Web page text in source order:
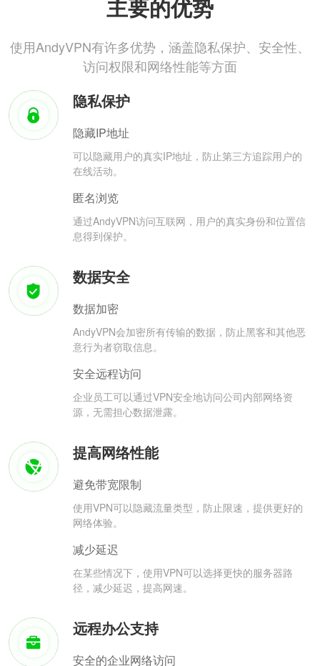
主要的优势
使用AndyVPN有许多优势，涵盖隐私保护、安全性、
访问权限和网络性能等方面
隐私保护
隐藏IP地址
可以隐藏用户的真实IP地址，防止第三方追踪用户的
在线活动。
匿名浏览
通过AndyVPN访问互联网，用户的真实身份和位置信
息得到保护。
数据安全
数据加密
AndyVPN会加密所有传输的数据，防止黑客和其他恶
意行为者窃取信息。
安全远程访问
企业员工可以通过VPN安全地访问公司内部网络资
源，无需担心数据泄露。
提高网络性能
避免带宽限制
使用VPN可以隐藏流量类型，防止限速，提供更好的
网络体验。
减少延迟
在某些情况下，使用VPN可以选择更快的服务器路
径，减少延迟，提高网速。
远程办公支持
安全的企业网络访问